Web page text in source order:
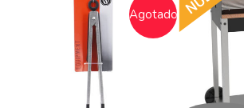
Agotado